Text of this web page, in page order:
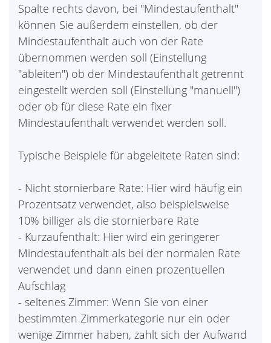
Spalte rechts davon, bei "Mindestaufenthalt"
können Sie außerdem einstellen, ob der
Mindestaufenthalt auch von der Rate
übernommen werden soll (Einstellung
"ableiten") ob der Mindestaufenthalt getrennt
eingestellt werden soll (Einstellung "manuell")
oder ob für diese Rate ein fixer
Mindestaufenthalt verwendet werden soll.
Typische Beispiele für abgeleitete Raten sind:
- Nicht stornierbare Rate: Hier wird häufig ein
Prozentsatz verwendet, also beispielsweise
10% billiger als die stornierbare Rate
- Kurzaufenthalt: Hier wird ein geringerer
Mindestaufenthalt als bei der normalen Rate
verwendet und dann einen prozentuellen
Aufschlag
- seltenes Zimmer: Wenn Sie von einer
bestimmten Zimmerkategorie nur ein oder
wenige Zimmer haben, zahlt sich der Aufwand